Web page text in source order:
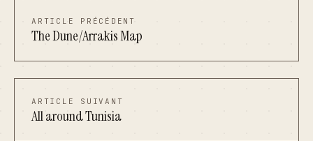
ARTICLE PRÉCÉDENT
The Dune/Arrakis Map
ARTICLE SUIVANT
All around Tunisia